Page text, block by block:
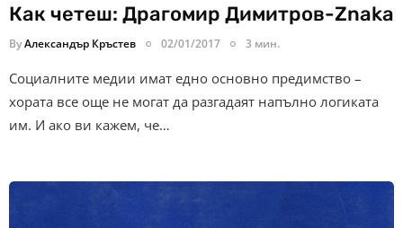
Как четеш: Драгомир Димитров-Znaka
ByАлександър Кръстев 02/01/2017 3 мин.
Социалните медии имат едно основно предимство –
хората все още не могат да разгадаят напълно логиката
им. И ако ви кажем, че…